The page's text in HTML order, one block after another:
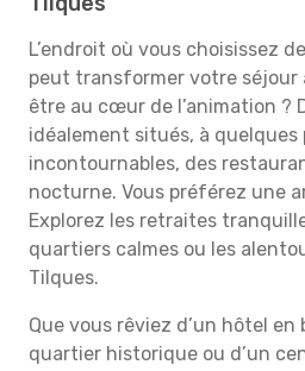
L’endroit où vous choisissez
peut transformer votre séjour
être au cœur de l’animation ?
idéalement situés, à
incontournables, des
nocturne. Vous préférez une
Explorez les retraites
quartiers calmes ou les
Tilques.
Que vous rêviez d’un hôtel en
quartier historique ou d’un